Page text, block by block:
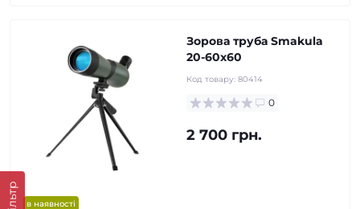
Фільтр в наявності
Зорова труба Smakula
20-60x60
Код товару: 80414
0
2 700 грн.